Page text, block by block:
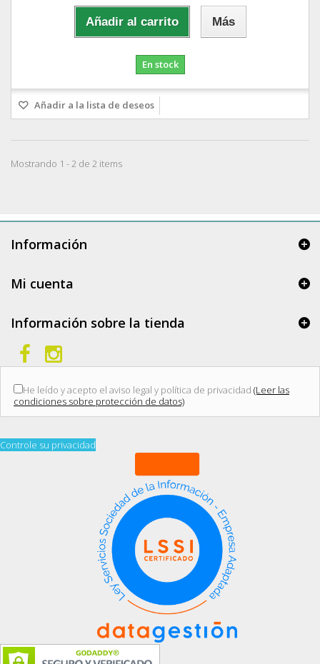
Añadir al carrito Más
En stock
Añadir a la lista de deseos
Mostrando 1 - 2 de 2 items
Información
Mi cuenta
Información sobre la tienda
He leído y acepto el aviso legal y política de privacidad (Leer las
condiciones sobre protección de datos)
Controle su privacidad